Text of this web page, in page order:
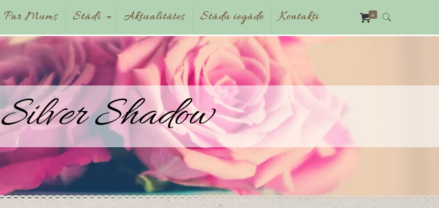
Par Mums Stādi Aktualitātes Stādu iegāde Kontakti 0
Silver Shadow